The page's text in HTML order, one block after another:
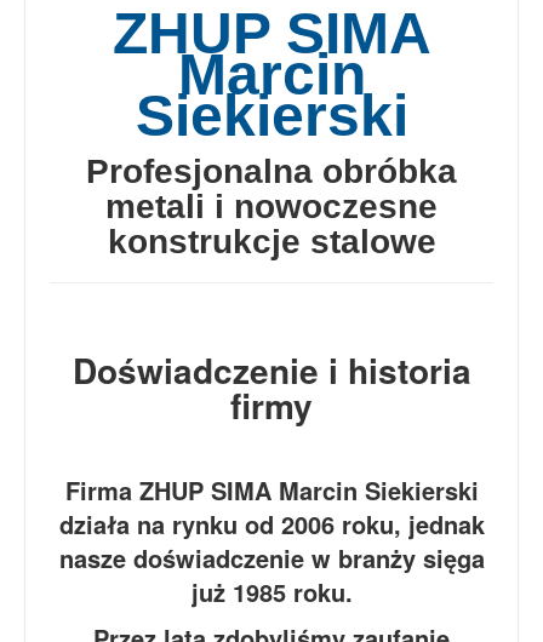
ZHUP SIMA
Marcin
Siekierski
Profesjonalna obróbka
metali i nowoczesne
konstrukcje stalowe
Doświadczenie i historia
firmy
Firma ZHUP SIMA Marcin Siekierski
działa na rynku od 2006 roku, jednak
nasze doświadczenie w branży sięga
już 1985 roku.